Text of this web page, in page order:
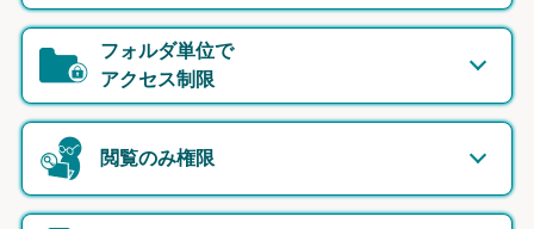
フォルダ単位で
アクセス制限
閲覧のみ権限